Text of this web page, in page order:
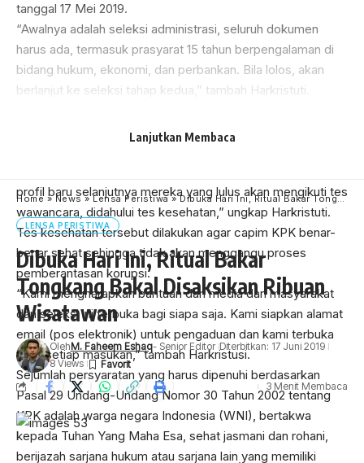
tanggal 17 Mei 2019.
“Awalnya adalah seleksi administrasi, seluruh dokumen
harus ada, termasuk prasyarat 15 tahun berpengalaman di
bidang hukum, ekonomi, dan perbankan. Bila lolos, akan
berlanjut ke seleksi tahap kedua,” tambah Harkristuti.
berganda maupun penulisan makalah dan profile assesment
profil baru selanjutnya mereka yang lulus akan mengikuti tes
wawancara, didahului tes kesehatan,” ungkap Harkristuti.
Tes kesehatan tersebut dilakukan agar capim KPK benar-
benar sehat sehingga tidak akan menggangu proses
pemberantasan korupsi.
“Kami mengharapkan bantuan dari media dan masyarakat
dan seleksi ini terbuka bagi siapa saja. Kami siapkan alamat
email (pos elektronik) untuk pengaduan dan kami terbuka
akan setiap masukan,” tambah Harkristusi.
Sejumlah persyaratan yang harus dipenuhi berdasarkan
Pasal 29 Undang-Undang Nomor 30 Tahun 2002 tentang
KPK adalah warga negara Indonesia (WNI), bertakwa
kepada Tuhan Yang Maha Esa, sehat jasmani dan rohani,
berijazah sarjana hukum atau sarjana lain yang memiliki
Lanjutkan Membaca
Home » News»Lensa Peristiwa»Dibuka Hari Ini, Ritual Bakar Tongkang Bakal Disaksikan Ribuan Wisatawan
LENSA PERISTIWA
Dibuka Hari Ini, Ritual Bakar
Tongkang Bakal Disaksikan Ribuan
Wisatawan
OlehM. Faheem Eshaq- Senior Editor Diterbitkan: 17 Juni 2019
8 Views
3 Menit Membaca